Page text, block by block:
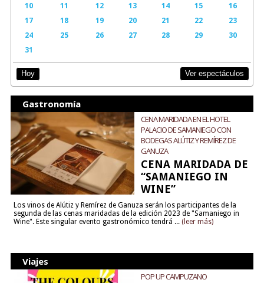
10
11 12 13 14 15
16
17
18 19 20 21 22
23
24
25 26 27 28 29
30
31
Hoy Ver espectáculos
Gastronomía
CENA MARIDADA EN EL HOTEL
PALACIO DE SAMANIEGO CON
BODEGAS ALÚTIZ Y REMÍREZ DE
GANUZA
CENA MARIDADA DE
“SAMANIEGO IN
WINE”
Los vinos de Alútiz y Remírez de Ganuza serán los participantes de la
segunda de las cenas maridadas de la edición 2023 de "Samaniego in
Wine". Este singular evento gastronómico tendrá ... (leer más)
Viajes
POP UP CAMPUZANO